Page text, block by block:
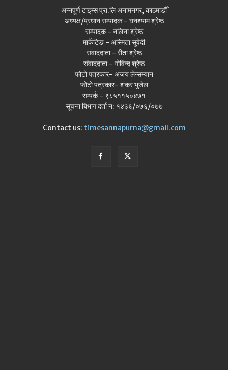
अन्नपूर्ण टाइम्स प्रा.लि अनामनगर, काठमाडौँ
अध्यक्ष/प्रधान सम्पादक - घनश्याम श्रेष्ठ
सम्पादक - नलिना श्रेष्ठ
मार्केटिङ - अस्मिता सुवेदी
संवाददाता - रीता श्रेष्ठ
संवाददाता - गोविन्द श्रेष्ठ
फोटो पत्रकार- अजय लेन्सम्यान
फोटो पत्रकार- शंकर भुजेल
सम्पर्क - ९८५११५०४७१
सूचना बिभाग दर्ता न: १४३६/०७६/०७७
Contact us: timesannapurna@gmail.com